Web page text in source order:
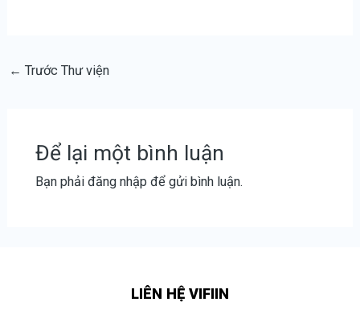
← Trước Thư viện
Để lại một bình luận
Bạn phải đăng nhậpđể gửi bình luận.
LIÊN HỆ VIFIIN